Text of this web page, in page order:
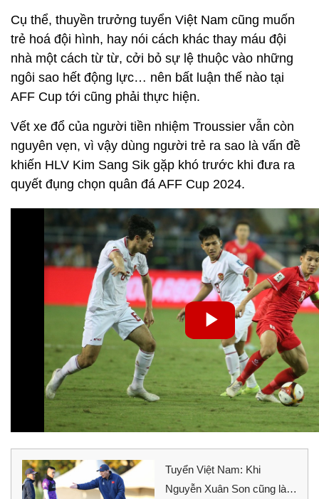
Cụ thể, thuyền trưởng tuyển Việt Nam cũng muốn
trẻ hoá đội hình, hay nói cách khác thay máu đội
nhà một cách từ từ, cởi bỏ sự lệ thuộc vào những
ngôi sao hết động lực… nên bất luận thế nào tại
AFF Cup tới cũng phải thực hiện.
Vết xe đổ của người tiền nhiệm Troussier vẫn còn
nguyên vẹn, vì vậy dùng người trẻ ra sao là vấn đề
khiến HLV Kim Sang Sik gặp khó trước khi đưa ra
quyết đụng chọn quân đá AFF Cup 2024.
Tuyển Việt Nam: Khi
Nguyễn Xuân Son cũng là…